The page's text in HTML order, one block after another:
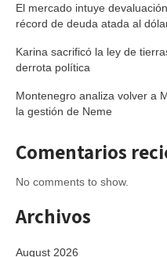
El mercado intuye
récord de deuda atada al
Karina sacrificó la ley de
derrota política
Montenegro analiza volver a
la gestión de Neme
Comentarios
No comments to show.
Archivos
August 2026